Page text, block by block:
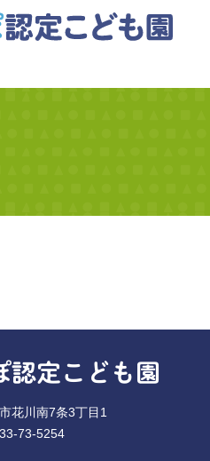
認定こども園
花川南7条3丁目1
73-5254